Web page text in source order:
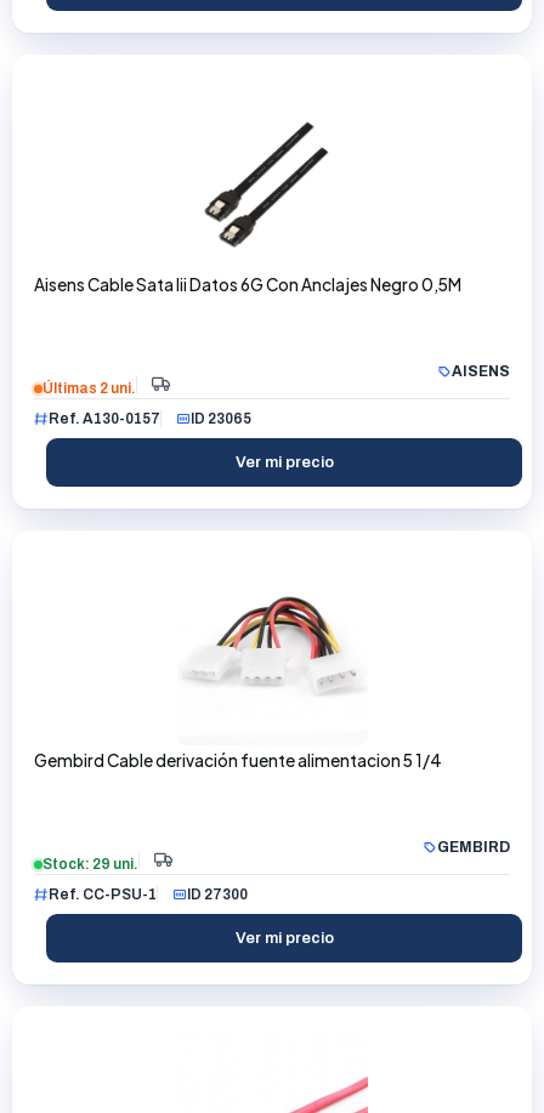
Aisens Cable Sata Iii Datos 6G Con Anclajes Negro 0,5M
AISENS
Últimas 2 uni.
Ref. A130-0157
ID 23065
Ver mi precio
Gembird Cable derivación fuente alimentacion 5 1/4
GEMBIRD
Stock: 29 uni.
Ref. CC-PSU-1
ID 27300
Ver mi precio